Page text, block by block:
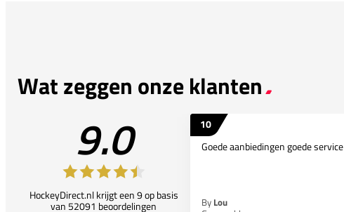
Wat zeggen onze klanten
9.0
HockeyDirect.nl krijgt een 9 op basis
van 52091 beoordelingen
10
Goede aanbiedingen goede service
By Lou